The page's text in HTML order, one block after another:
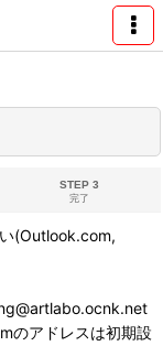
STEP 3
完了
(Outlook.com,
のアドレスは初期設